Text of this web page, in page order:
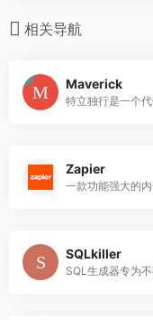
相关导航
Maverick
Zapier
一款功能强大的
SQLkiller